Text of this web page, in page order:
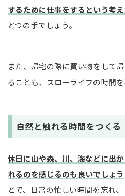
するために仕事をするという考
とつの手でしょう。
また、帰宅の際に買い物をして
ることも、スローライフの時間を
自然と触れる時間をつくる
休日に山や森、川、海などに出
れるのを感じるのも良いでしょう
とで、日常の忙しい時間を忘れ